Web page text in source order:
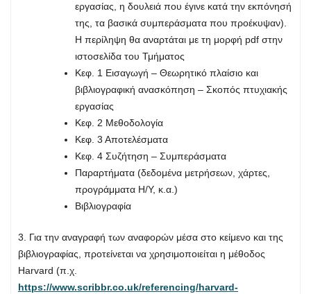
εργασίας, η δουλειά που έγινε κατά την εκπόνησή
της, τα βασικά συμπεράσματα που προέκυψαν).
Η περίληψη θα αναρτάται με τη μορφή pdf στην
ιστοσελίδα του Τμήματος
Κεφ. 1 Εισαγωγή – Θεωρητικό πλαίσιο και
βιβλιογραφική ανασκόπηση – Σκοπός πτυχιακής
εργασίας
Κεφ. 2 Μεθοδολογία
Κεφ. 3 Αποτελέσματα
Κεφ. 4 Συζήτηση – Συμπεράσματα
Παραρτήματα (δεδομένα μετρήσεων, χάρτες,
προγράμματα Η/Υ, κ.α.)
Βιβλιογραφία
3. Για την αναγραφή των αναφορών μέσα στο κείμενο και της
βιβλιογραφίας, προτείνεται να χρησιμοποιείται η μέθοδος
Harvard (π.χ.
https://www.scribbr.co.uk/referencing/harvard-